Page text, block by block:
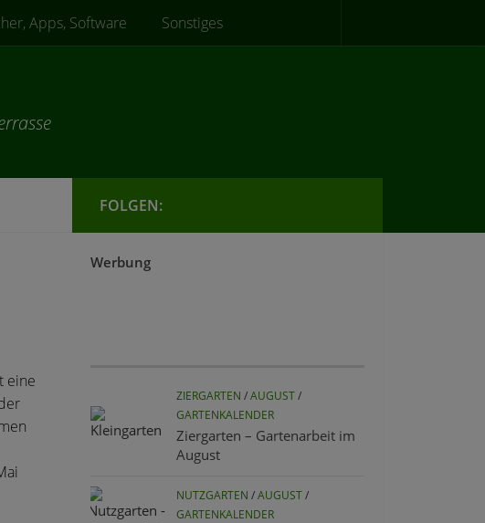
Apps, Software Sonstiges
eine
FOLGEN:
Werbung
ZIERGARTEN /AUGUST/
GARTENKALENDER
Ziergarten – Gartenarbeit im
August
NUTZGARTEN /AUGUST/
GARTENKALENDER